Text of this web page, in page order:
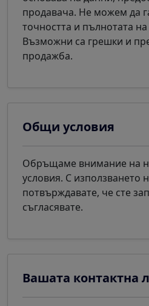
продавача. Не можем да
точността и пълнотата
Възможни са грешки и
продажба.
Общи условия
Обръщаме внимание на
условия. С използването
потвърждавате, че сте
съгласявате.
Вашата контактна